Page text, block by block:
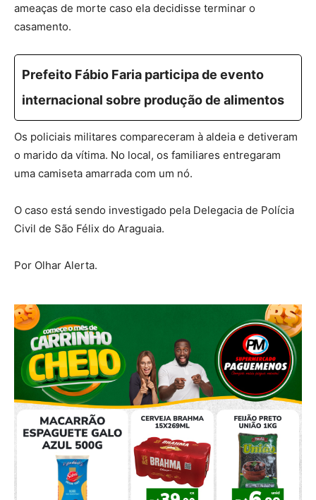
ameaças de morte caso ela decidisse terminar o
casamento.
Prefeito Fábio Faria participa de evento
internacional sobre produção de alimentos
Os policiais militares compareceram à aldeia e detiveram
o marido da vítima. No local, os familiares entregaram
uma camiseta amarrada com um nó.
O caso está sendo investigado pela Delegacia de Polícia
Civil de São Félix do Araguaia.
Por Olhar Alerta.